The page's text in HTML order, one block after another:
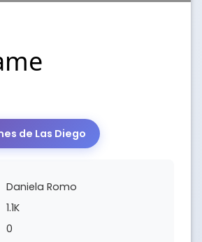
de Las Diego
Daniela Romo
1.1K
0